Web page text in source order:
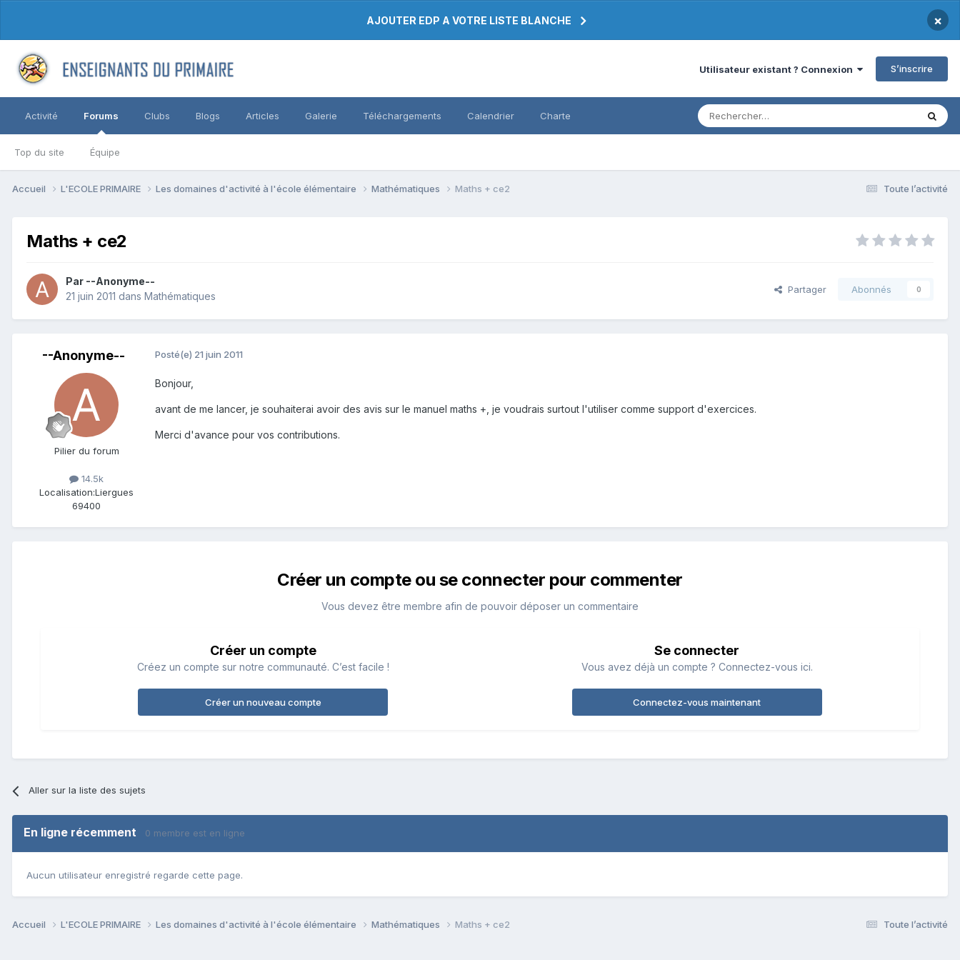
AJOUTER EDP A VOTRE LISTE BLANCHE ×
Utilisateur existant ? Connexion S’inscrire
Activité Forums
Top du site Équipe
Clubs Blogs Articles Galerie Téléchargements Calendrier Charte
Toute l’activité
Accueil L'ECOLE PRIMAIRE Les domaines d'activité à l'école élémentaire Mathématiques Maths + ce2
Maths + ce2
Par --Anonyme--
21 juin 2011 dans Mathématiques
Partager Abonnés 0
--Anonyme--
Pilier du forum
14.5k
Localisation:Liergues
69400
Posté(e) 21 juin 2011
Bonjour,
avant de me lancer, je souhaiterai avoir des avis sur le manuel maths +, je voudrais surtout l'utiliser comme support d'exercices.
Merci d'avance pour vos contributions.
Créer un compte ou se connecter pour commenter
Vous devez être membre afin de pouvoir déposer un commentaire
Créer un compte
Créez un compte sur notre communauté. C’est facile !
Créer un nouveau compte
Se connecter
Vous avez déjà un compte ? Connectez-vous ici.
Connectez-vous maintenant
Aller sur la liste des sujets
En ligne récemment 0 membre est en ligne
Aucun utilisateur enregistré regarde cette page.
Toute l’activité
Accueil L'ECOLE PRIMAIRE Les domaines d'activité à l'école élémentaire Mathématiques Maths + ce2